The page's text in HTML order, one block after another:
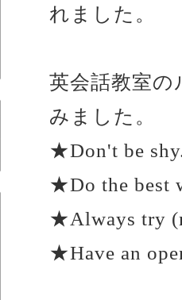
れました。
英会話教室
みました。
★Don't be
★Do the best
★Always try
★Have an